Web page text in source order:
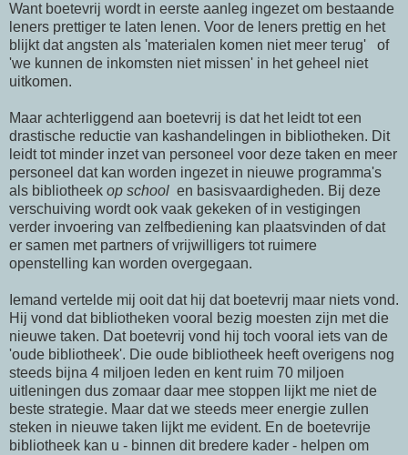
Want boetevrij wordt in eerste aanleg ingezet om bestaande
leners prettiger te laten lenen. Voor de leners prettig en het
blijkt dat angsten als 'materialen komen niet meer terug' of
'we kunnen de inkomsten niet missen' in het geheel niet
uitkomen.
Maar achterliggend aan boetevrij is dat het leidt tot een
drastische reductie van kashandelingen in bibliotheken. Dit
leidt tot minder inzet van personeel voor deze taken en meer
personeel dat kan worden ingezet in nieuwe programma's
als bibliotheek op school en basisvaardigheden. Bij deze
verschuiving wordt ook vaak gekeken of in vestigingen
verder invoering van zelfbediening kan plaatsvinden of dat
er samen met partners of vrijwilligers tot ruimere
openstelling kan worden overgegaan.
Iemand vertelde mij ooit dat hij dat boetevrij maar niets vond.
Hij vond dat bibliotheken vooral bezig moesten zijn met die
nieuwe taken. Dat boetevrij vond hij toch vooral iets van de
'oude bibliotheek'. Die oude bibliotheek heeft overigens nog
steeds bijna 4 miljoen leden en kent ruim 70 miljoen
uitleningen dus zomaar daar mee stoppen lijkt me niet de
beste strategie. Maar dat we steeds meer energie zullen
steken in nieuwe taken lijkt me evident. En de boetevrije
bibliotheek kan u - binnen dit bredere kader - helpen om